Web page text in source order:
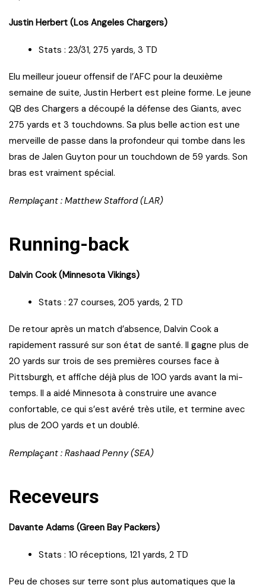
Justin Herbert (Los Angeles Chargers)
Stats : 23/31, 275 yards, 3 TD
Elu meilleur joueur offensif de l’AFC pour la deuxième
semaine de suite, Justin Herbert est pleine forme. Le jeune
QB des Chargers a découpé la défense des Giants, avec
275 yards et 3 touchdowns. Sa plus belle action est une
merveille de passe dans la profondeur qui tombe dans les
bras de Jalen Guyton pour un touchdown de 59 yards. Son
bras est vraiment spécial.
Remplaçant : Matthew Stafford (LAR)
Running-back
Dalvin Cook (Minnesota Vikings)
Stats : 27 courses, 205 yards, 2 TD
De retour après un match d’absence, Dalvin Cook a
rapidement rassuré sur son état de santé. Il gagne plus de
20 yards sur trois de ses premières courses face à
Pittsburgh, et affiche déjà plus de 100 yards avant la mi-
temps. Il a aidé Minnesota à construire une avance
confortable, ce qui s’est avéré très utile, et termine avec
plus de 200 yards et un doublé.
Remplaçant : Rashaad Penny (SEA)
Receveurs
Davante Adams (Green Bay Packers)
Stats : 10 réceptions, 121 yards, 2 TD
Peu de choses sur terre sont plus automatiques que la